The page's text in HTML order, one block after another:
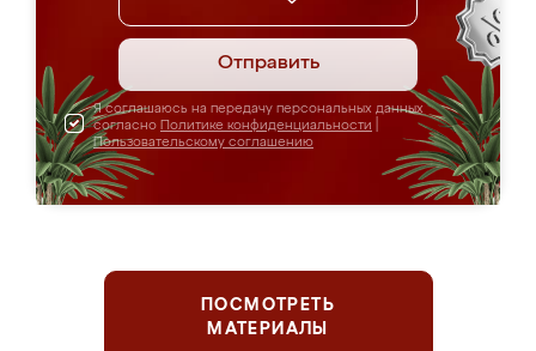
Отправить
Я соглашаюсь на передачу персональных данных
согласно Политике конфиденциальности
Пользовательскому соглашению
ПОСМОТРЕТЬ
МАТЕРИАЛЫ